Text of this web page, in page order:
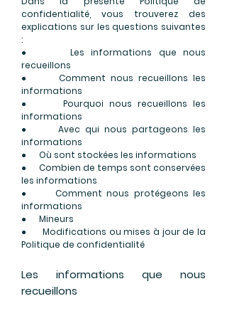
confidentialité, vous trouverez des
explications sur les questions suivantes
:
● Les informations que nous
recueillons
● Comment nous recueillons les
informations
● Pourquoi nous recueillons les
informations
● Avec qui nous partageons les
informations
● Où sont stockées les informations
● Combien de temps sont conservées
les informations
● Comment nous protégeons les
informations
● Mineurs
● Modifications ou mises à jour de la
Politique de confidentialité
Les informations que nous
recueillons